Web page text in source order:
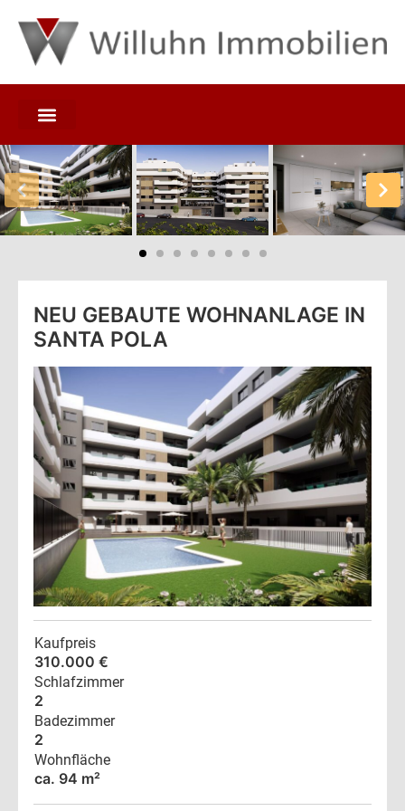
NEU GEBAUTE WOHNANLAGE IN
SANTA POLA
Kaufpreis
310.000 €
Schlafzimmer
2
Badezimmer
2
Wohnfläche
ca. 94 m²